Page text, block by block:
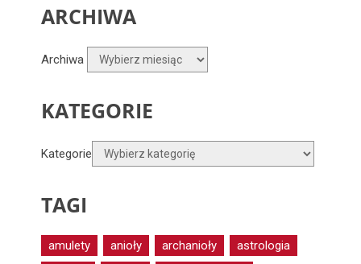
ARCHIWA
Archiwa
KATEGORIE
Kategorie
TAGI
amulety anioły archanioły
astrologia